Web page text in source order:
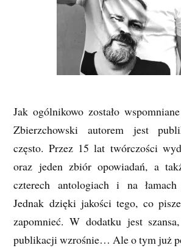
Jak ogólnikowo zostało
Zbierzchowski autorem jest
często. Przez 15 lat twórczości
oraz jeden zbiór opowiadań, a
czterech antologiach i na łamach
Jednak dzięki jakości tego, co
zapomnieć. W dodatku jest
publikacji wzrośnie… Ale o tym już